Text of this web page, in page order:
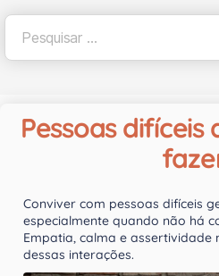
Pessoas difíceis
Conviver com pessoas difíceis
especialmente quando não há
Empatia, calma e assertividade
dessas interações.